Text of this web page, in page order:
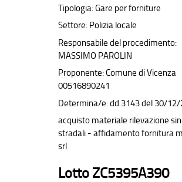
Tipologia: Gare per forniture
Settore: Polizia locale
Responsabile del procedimento:
MASSIMO PAROLIN
Proponente: Comune di Vicenza
00516890241
Determina/e: dd 3143 del 30/12/
acquisto materiale rilevazione
stradali - affidamento fornitura
srl
Lotto ZC5395A390